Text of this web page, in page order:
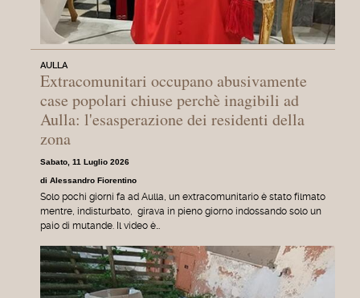
AULLA
Extracomunitari occupano abusivamente
case popolari chiuse perchè inagibili ad
Aulla: l'esasperazione dei residenti della
zona
Sabato, 11 Luglio 2026
di Alessandro Fiorentino
Solo pochi giorni fa ad Aulla, un extracomunitario è stato filmato
mentre, indisturbato, girava in pieno giorno indossando solo un
paio di mutande. Il video è…